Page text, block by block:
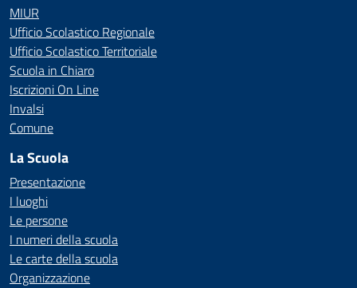
MIUR
Ufficio Scolastico Regionale
Ufficio Scolastico Territoriale
Scuola in Chiaro
Iscrizioni On Line
Invalsi
Comune
La Scuola
Presentazione
I luoghi
Le persone
I numeri della scuola
Le carte della scuola
Organizzazione